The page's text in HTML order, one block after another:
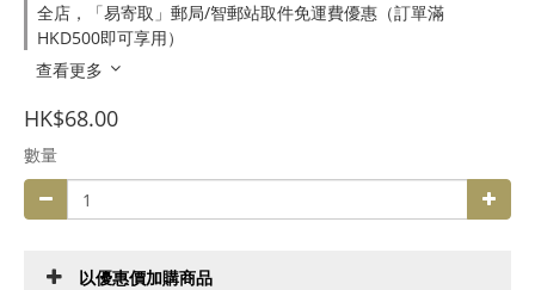
全店，「易寄取」郵局/智郵站取件免運費優惠（訂單滿
HKD500即可享用）
查看更多
HK$68.00
數量
以優惠價加購商品